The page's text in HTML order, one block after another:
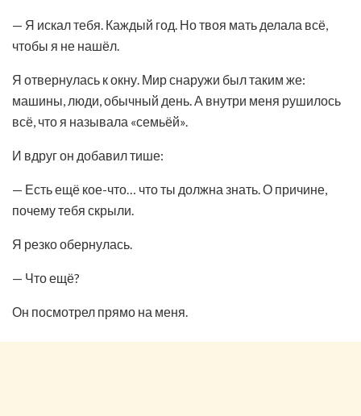
— Я искал тебя. Каждый год. Но твоя мать делала всё,
чтобы я не нашёл.
Я отвернулась к окну. Мир снаружи был таким же:
машины, люди, обычный день. А внутри меня рушилось
всё, что я называла «семьёй».
И вдруг он добавил тише:
— Есть ещё кое-что… что ты должна знать. О причине,
почему тебя скрыли.
Я резко обернулась.
— Что ещё?
Он посмотрел прямо на меня.